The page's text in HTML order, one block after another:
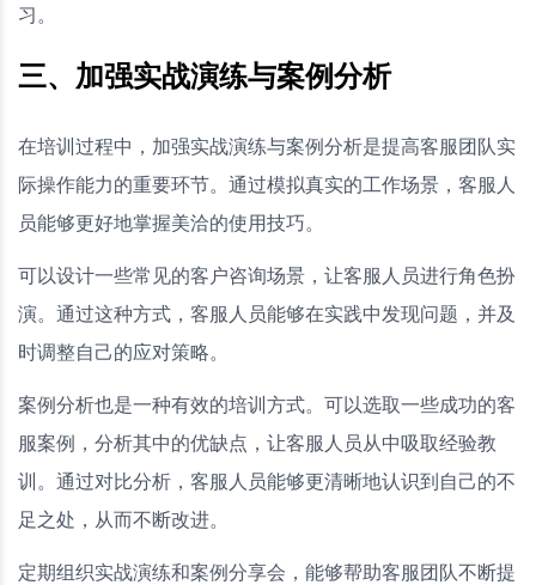
习。
三、加强实战演练与案例分析
在培训过程中，加强实战演练与案例分析是提高客服团队实
际操作能力的重要环节。通过模拟真实的工作场景，客服人
员能够更好地掌握美洽的使用技巧。
可以设计一些常见的客户咨询场景，让客服人员进行角色扮
演。通过这种方式，客服人员能够在实践中发现问题，并及
时调整自己的应对策略。
案例分析也是一种有效的培训方式。可以选取一些成功的客
服案例，分析其中的优缺点，让客服人员从中吸取经验教
训。通过对比分析，客服人员能够更清晰地认识到自己的不
足之处，从而不断改进。
定期组织实战演练和案例分享会，能够帮助客服团队不断提